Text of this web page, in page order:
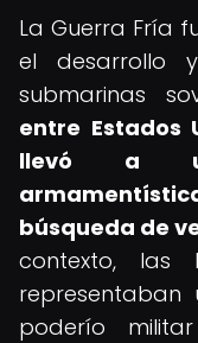
La Guerra Fría
el desarrollo
submarinas
entre Estados
llevó a
búsqueda de
contexto, las
poderío